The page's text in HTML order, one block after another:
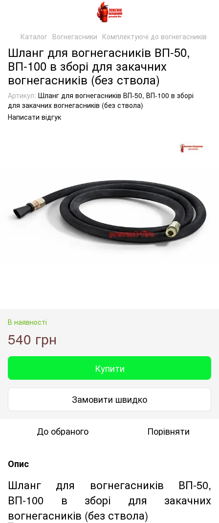
Каталог Вогнегасники Комплектуючі до вогнегасників
Шланг для вогнегасників ВП-50,
ВП-100 в зборі для закачних
вогнегасників (без ствола)
Артикул: Шланг для вогнегасників ВП-50, ВП-100 в зборі
для закачних вогнегасників (без ствола)
Написати відгук
В наявності
540 грн
Купити
Замовити швидко
До обраного Порівняти
Опис
Шланг для вогнегасників ВП-50,
ВП-100 в зборі для закачних
вогнегасників (без ствола)